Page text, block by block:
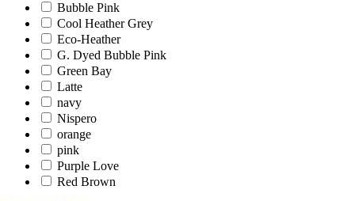
Bubble Pink
Cool Heather Grey
Eco-Heather
G. Dyed Bubble Pink
Green Bay
Latte
navy
Nispero
orange
pink
Purple Love
Red Brown